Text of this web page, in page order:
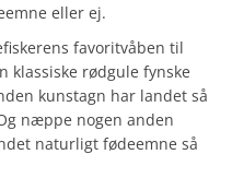
eller ej.
favoritvåben til
klassiske rødgule fynske
kunstagn har landet så
næppe nogen anden
naturligt fødeemne så